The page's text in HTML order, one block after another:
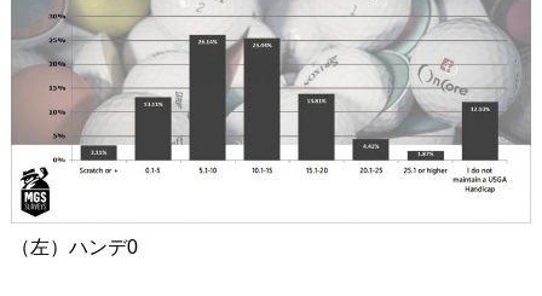
（左）ハンデ0